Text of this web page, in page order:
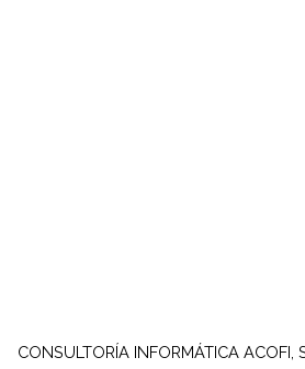
CONSULTORÍA INFORMÁTICA ACOFI,